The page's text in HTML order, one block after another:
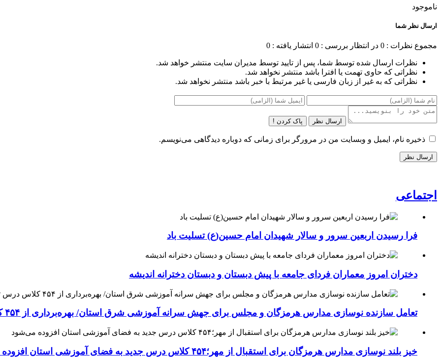
ناموجود
ارسال نظر شما
مجموع نظرات : 0 در انتظار بررسی : 0 انتشار یافته : 0
نظرات ارسال شده توسط شما، پس از تایید توسط مدیران سایت منتشر خواهد شد.
نظراتی که حاوی تهمت یا افترا باشد منتشر نخواهد شد.
نظراتی که به غیر از زبان فارسی یا غیر مرتبط با خبر باشد منتشر نخواهد شد.
ارسال نظر پاک کردن !
ذخیره نام، ایمیل و وبسایت من در مرورگر برای زمانی که دوباره دیدگاهی می‌نویسم.
اجتماعی
فرا رسیدن اربعین سرور و سالار شهیدان امام حسین(ع) تسلیت باد
دختران امروز معماران فردای جامعه با پیش دبستان و دبستان دخترانه اندیشه
تعامل سازنده نوسازی مدارس هرمزگان و مجلس برای جهش سرانه آموزشی شرق استان/ بهره‌برداری از ۴۵۴ کلاس درس تا مهرماه
خیز بلند نوسازی مدارس هرمزگان برای استقبال از مهر؛۴۵۴ کلاس درس جدید به فضای آموزشی استان افزوده می‌شود